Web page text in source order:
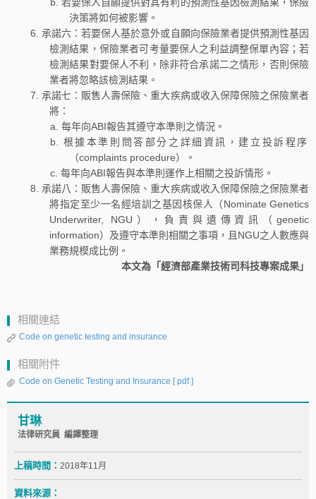
決策將如何被影響。
承諾六：若要保人基於意外或自願向保險業者提供預測性基因
檢測結果，保險業者可考量要保人之利益調整保單內容；若
檢測結果對要保人不利，除非符合承諾二之情形，否則保險
業者將忽略該檢測結果。
承諾七：販售人壽保險、重大疾病或收入保障保險之保險業者
將：
每年向ABI報告其遵守本準則之情況。
根據本準則問答部分之詳細資訊，建立投訴程序
（complaints procedure）。
每年向ABI報告與本準則運作上相關之投訴情形。
承諾八：販售人壽保險、重大疾病或收入保障保險之保險業者
將指定至少一名經培訓之基因核保人（Nominate Genetics
Underwriter, NGU），負責與遺傳資訊（genetic
information）及遵守本準則相關之事項，且NGU之人數應與
業務規模成比例。
本文為「經濟部產業技術司科技專案成果」
相關連結
Code on genetic testing and insurance
相關附件
Code on Genetic Testing and Insurance [ pdf ]
甘琳
法律研究員 編譯整理
上稿時間： 2018年11月
資料來源：